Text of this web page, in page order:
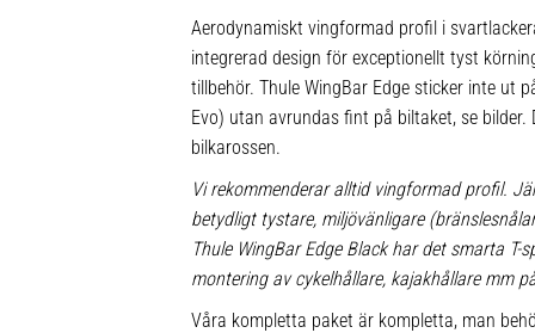
Aerodynamiskt vingformad profil i
integrerad design för exceptionellt tyst
tillbehör. Thule WingBar Edge sticker inte ut
Evo) utan avrundas fint på biltaket, se
bilkarossen.
Vi rekommenderar alltid vingformad profil.
betydligt tystare, miljövänligare
Thule WingBar Edge Black har det smarta
montering av cykelhållare, kajakhållare mm
Våra kompletta paket är kompletta, man